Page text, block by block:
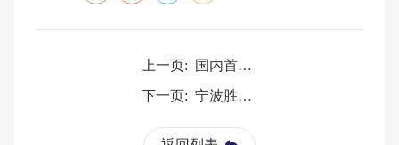
上一页: 国内首个抗胃食管反流系统NMPA批准上市
下一页: 宁波胜杰康入选“金种子”计划，创新实力再获认可！